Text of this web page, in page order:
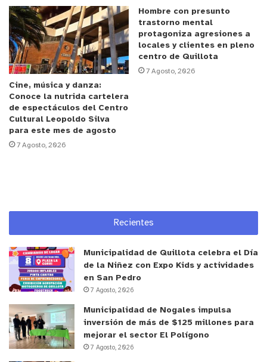
Profesionales y $70 mil para los de Centros de
Formación Técnica. “Hemos querido hacer un doble
esfuerzo para que la beca Centenario este año
pueda entregar mejores beneficios, estamos
aumentado montos históricos, para estudiantes
universitarios, de 160 mil que se entregaba
anualmente, en dos cuotas, hemos llegado a 200 y
así, hemos ido subiendo”, contó el alcalde de
Cabildo, Víctor Donoso Oyanedel.
1 .- Cédula de Identidad.
2.- Certificado de Matrícula a carrera de educación
superior.
3.- Certificado de Alumno Regular.
4.- Cartola Hogar del Registro Social de Hogares
(RSH).
Cine, música y danza:
Conoce la nutrida cartelera
de espectáculos del Centro
Cultural Leopoldo Silva
para este mes de agosto
7 Agosto, 2026
Hombre con presunto
trastorno mental
protagoniza agresiones a
locales y clientes en pleno
centro de Quillota
7 Agosto, 2026
Recientes
Municipalidad de Quillota celebra el Día
de la Niñez con Expo Kids y actividades
en San Pedro
7 Agosto, 2026
Municipalidad de Nogales impulsa
inversión de más de $125 millones para
mejorar el sector El Polígono
7 Agosto, 2026